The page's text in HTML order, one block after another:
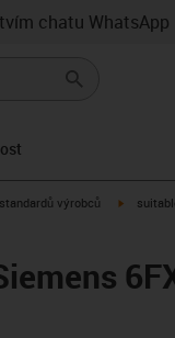
chatu WhatsApp
výrobců igus-